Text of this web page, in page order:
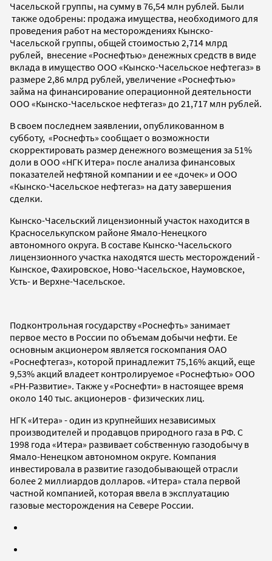
Часельской группы, на сумму в 76,54 млн рублей. Были
также одобрены: продажа имущества, необходимого для
проведения работ на месторождениях Кынско-
Часельской группы, общей стоимостью 2,714 млрд
рублей, внесение «Роснефтью» денежных средств в виде
вклада в имущество ООО «Кынско-Часельское нефтегаз» в
размере 2,86 млрд рублей, увеличение «Роснефтью»
займа на финансирование операционной деятельности
ООО «Кынско-Часельское нефтегаз» до 21,717 млн рублей.
В своем последнем заявлении, опубликованном в
субботу, «Роснефть» сообщает о возможности
скорректировать размер денежного возмещения за 51%
доли в ООО «НГК Итера» после анализа финансовых
показателей нефтяной компании и ее «дочек» и ООО
«Кынско-Часельское нефтегаз» на дату завершения
сделки.
Кынско-Часельский лицензионный участок находится в
Красноселькупском районе Ямало-Ненецкого
автономного округа. В составе Кынско-Часельского
лицензионного участка находятся шесть месторождений -
Кынское, Фахировское, Ново-Часельское, Наумовское,
Усть- и Верхне-Часельское.
Подконтрольная государству «Роснефть» занимает
первое место в России по объемам добычи нефти. Ее
основным акционером является госкомпания ОАО
«Роснефтегаз», которой принадлежит 75,16% акций, еще
9,53% акций владеет контролируемое «Роснефтью» ООО
«РН-Развитие». Также у «Роснефти» в настоящее время
около 140 тыс. акционеров - физических лиц.
НГК «Итера» - один из крупнейших независимых
производителей и продавцов природного газа в РФ. С
1998 года «Итера» развивает собственную газодобычу в
Ямало-Ненецком автономном округе. Компания
инвестировала в развитие газодобывающей отрасли
более 2 миллиардов долларов. «Итера» стала первой
частной компанией, которая ввела в эксплуатацию
газовые месторождения на Севере России.